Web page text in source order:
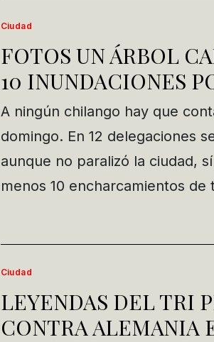
Ciudad
FOTOS UN ÁRBOL
10 INUNDACIONES
A ningún chilango hay que
domingo. En 12 delegaciones
aunque no paralizó la ciudad,
menos 10 encharcamientos
Ciudad
LEYENDAS DEL TRI
CONTRA ALEMANIA